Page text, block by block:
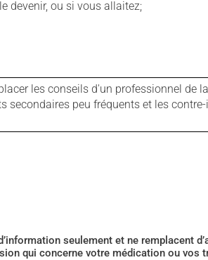
devenir, ou si vous allaitez;
les conseils d'un professionnel de
peu fréquents et les
seulement et ne remplacent
qui concerne votre médication ou vos